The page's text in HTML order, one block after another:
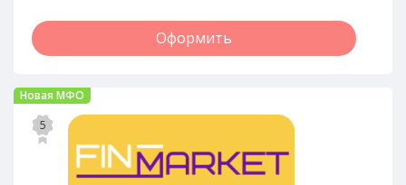
Оформить
Новая МФО
5